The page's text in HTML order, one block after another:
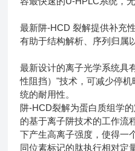
最新阱-HCD 裂解提供补充
有助于结构解析、序列归属
最新设计的离子光学系统具
性阻挡）"技术，可减少停
统的耐用性。
阱-HCD裂解为蛋白质组学
的基于离子阱技术的工作流
下产生高离子强度，使得一
同位素标记的肽执行相对定